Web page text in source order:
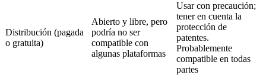
Distribución (pagada
o gratuita)
Abierto y libre, pero
podría no ser
compatible con
algunas plataformas
Usar con precaución;
tener en cuenta la
protección de
patentes.
Probablemente
compatible en todas
partes